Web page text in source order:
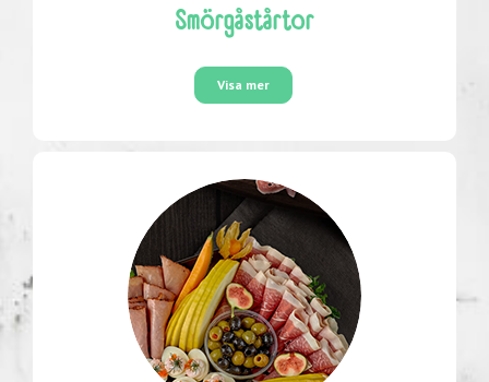
Smörgåstårtor
Visa mer